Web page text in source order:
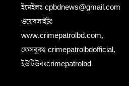
ইমেইলঃ cpbdnews@gmail.com
ওয়েবসাইটঃ
www.crimepatrolbd.com,
ফেসবুকঃ crimepatrolbdofficial,
ইউটিউবঃcrimepatrolbd